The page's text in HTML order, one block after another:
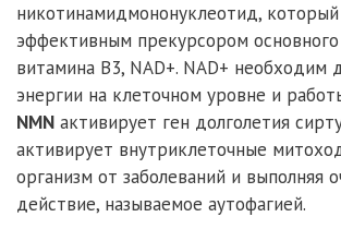
никотинамидмононуклеотид, который
эффективным прекурсором
витамина B3, NAD+. NAD+ необходим
энергии на клеточном уровне и
NMN активирует ген долголетия
активирует внутриклеточные
организм от заболеваний и выполняя
действие, называемое аутофагией.